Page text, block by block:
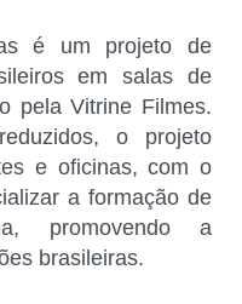
é um projeto de
em salas de
pela Vitrine Filmes.
o projeto
e oficinas, com o
a formação de
promovendo a
brasileiras.